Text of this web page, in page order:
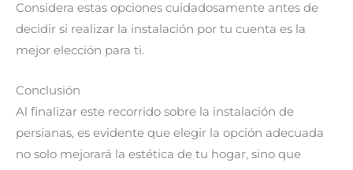
Considera estas opciones cuidadosamente antes de
decidir si realizar la instalación por tu cuenta es la
mejor elección para ti.
Conclusión
Al finalizar este recorrido sobre la instalación de
persianas, es evidente que elegir la opción adecuada
no solo mejorará la estética de tu hogar, sino que